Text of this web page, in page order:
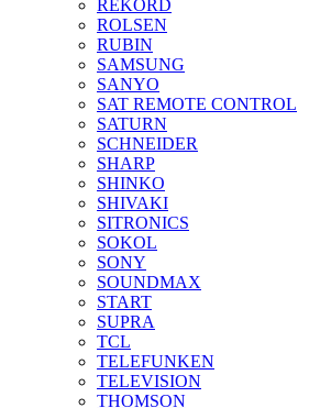
REKORD
ROLSEN
RUBIN
SAMSUNG
SANYO
SAT REMOTE CONTROL
SATURN
SCHNEIDER
SHARP
SHINKO
SHIVAKI
SITRONICS
SOKOL
SONY
SOUNDMAX
START
SUPRA
TCL
TELEFUNKEN
TELEVISION
THOMSON